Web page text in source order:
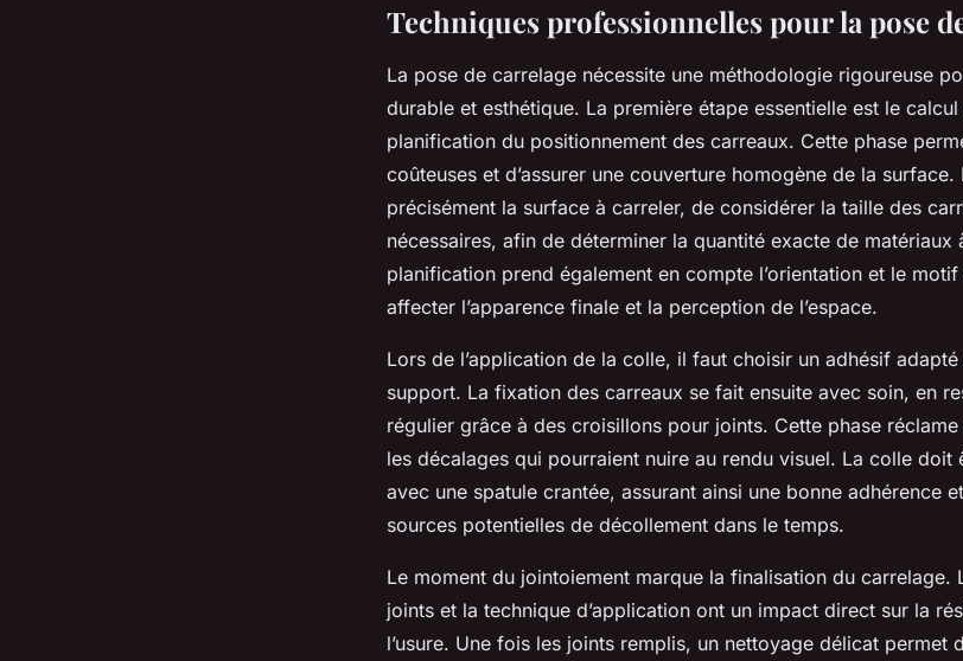
Techniques professionnelles pour la pose
La pose de carrelage nécessite une méthodologie rigoureuse
durable et esthétique. La première étape essentielle est le
planification du positionnement des carreaux. Cette phase
coûteuses et d’assurer une couverture homogène de la
précisément la surface à carreler, de considérer la taille des
nécessaires, afin de déterminer la quantité exacte de matériaux
planification prend également en compte l’orientation et le
affecter l’apparence finale et la perception de l’espace.
Lors de l’application de la colle, il faut choisir un adhésif
support. La fixation des carreaux se fait ensuite avec soin, en
régulier grâce à des croisillons pour joints. Cette phase
les décalages qui pourraient nuire au rendu visuel. La colle doit
avec une spatule crantée, assurant ainsi une bonne adhérence
sources potentielles de décollement dans le temps.
Le moment du jointoiement marque la finalisation du carrelage.
joints et la technique d’application ont un impact direct sur la
l’usure. Une fois les joints remplis, un nettoyage délicat permet